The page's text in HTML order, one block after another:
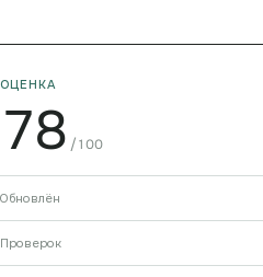
ОЦЕНКА
78 /100
Обновлён
Проверок